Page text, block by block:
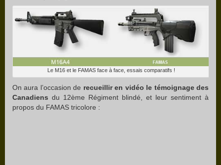
Le M16 et le FAMAS face à face, essais comparatifs !
On aura l’occasion de recueillir en vidéo le témoignage des
Canadiens du 12ème Régiment blindé, et leur sentiment à
propos du FAMAS tricolore :